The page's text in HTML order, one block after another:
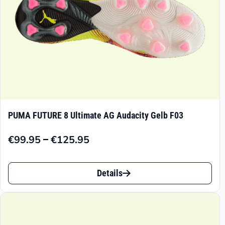
Produktseite
gewählt
werden
PUMA FUTURE 8 Ultimate AG Audacity Gelb F03
€99.95–€125.95
Preisspanne:
€125.95
Dieses
Produkt
Details